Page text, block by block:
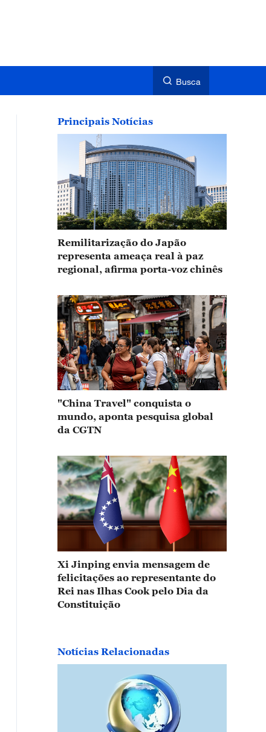
Busca
Principais Notícias
Remilitarização do Japão
representa ameaça real à paz
regional, afirma porta-voz chinês
"China Travel" conquista o
mundo, aponta pesquisa global
da CGTN
Xi Jinping envia mensagem de
felicitações ao representante do
Rei nas Ilhas Cook pelo Dia da
Constituição
Notícias Relacionadas